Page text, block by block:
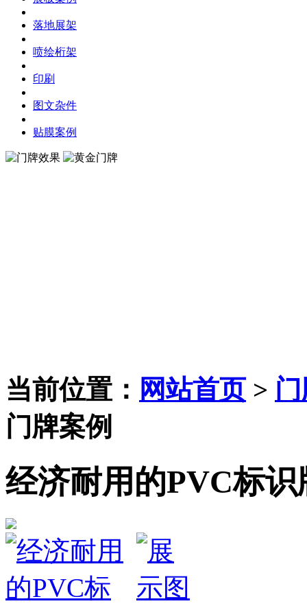
落地展架
喷绘桁架
印刷
图文杂件
贴膜案例
当前位置： 网站首页 >
门牌案例
经济耐用的PVC标识